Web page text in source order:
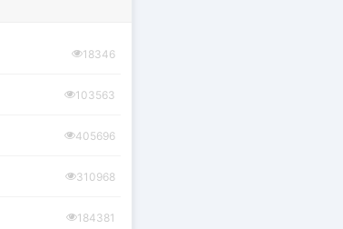
18346
103563
405696
310968
184381